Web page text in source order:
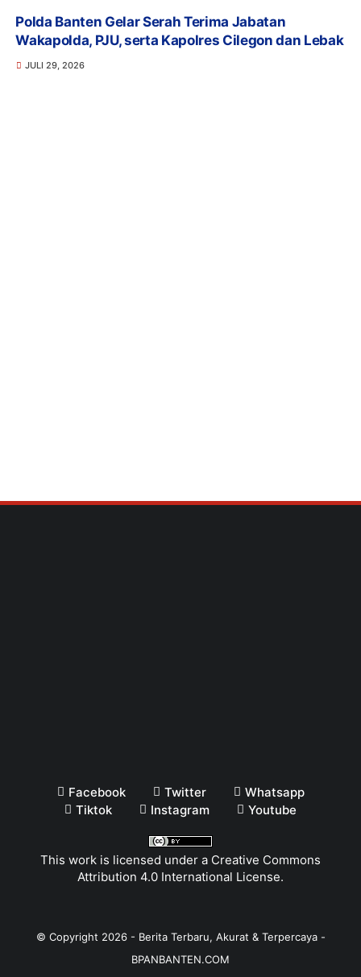
Polda Banten Gelar Serah Terima Jabatan
Wakapolda, PJU, serta Kapolres Cilegon dan Lebak
JULI 29, 2026
Facebook Twitter
Whatsapp
Tiktok
Instagram Youtube
This work is licensed under a Creative Commons
Attribution 4.0 International License.
© Copyright 2026- Berita Terbaru, Akurat & Terpercaya -
BPANBANTEN.COM